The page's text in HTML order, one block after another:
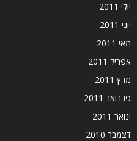
יולי 2011
יוני 2011
מאי 2011
אפריל 2011
מרץ 2011
פברואר 2011
ינואר 2011
דצמבר 2010